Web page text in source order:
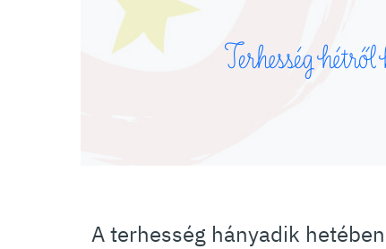
Terhesség hétről
A terhesség hányadik